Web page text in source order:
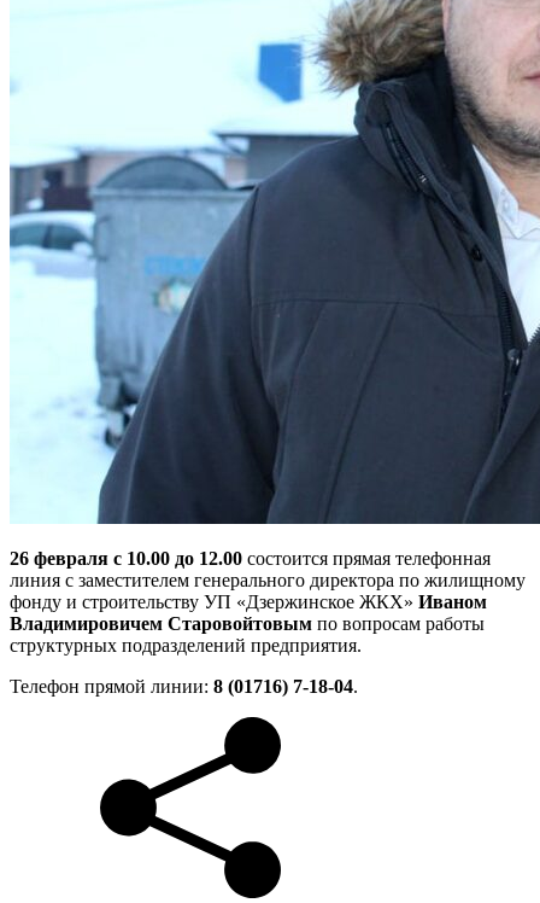
26 февраля с 10.00 до 12.00 состоится прямая телефонная
линия с заместителем генерального директора по жилищному
фонду и строительству УП «Дзержинское ЖКХ» Иваном
Владимировичем Старовойтовым по вопросам работы
структурных подразделений предприятия.
Телефон прямой линии: 8 (01716) 7-18-04.